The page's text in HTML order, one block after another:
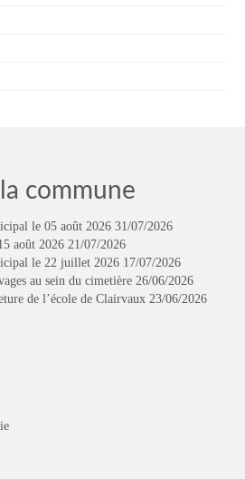
commune
le 05 août 2026 31/07/2026
août 2026 21/07/2026
le 22 juillet 2026 17/07/2026
au sein du cimetière 26/06/2026
de l’école de Clairvaux 23/06/2026